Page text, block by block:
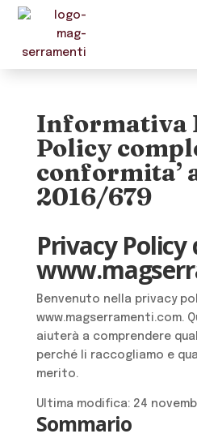
Informativa
Policy
conformita’
2016/679
Privacy Policy
Benvenuto nella privacy
www.magserramenti.com.
aiuterà a comprendere
perché li raccogliamo e
merito.
Ultima modifica: 24
Sommario